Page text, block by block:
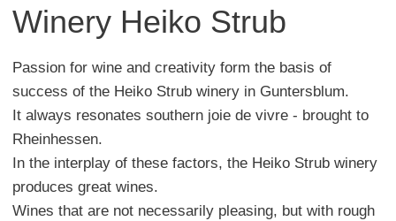
Winery Heiko Strub
Passion for wine and creativity form the basis of
success of the Heiko Strub winery in Guntersblum.
It always resonates southern joie de vivre - brought to
Rheinhessen.
In the interplay of these factors, the Heiko Strub winery
produces great wines.
Wines that are not necessarily pleasing, but with rough